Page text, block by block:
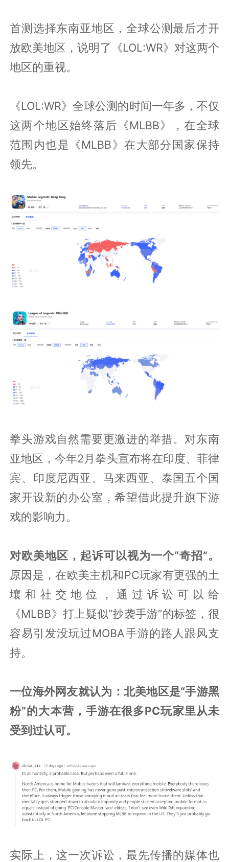
首测选择东南亚地区，全球公测最后才开
放欧美地区，说明了《LOL:WR》对这两个
地区的重视。
《LOL:WR》全球公测的时间一年多，不仅
这两个地区始终落后《MLBB》，在全球
范围内也是《MLBB》在大部分国家保持
领先。
拳头游戏自然需要更激进的举措。对东南
亚地区，今年2月拳头宣布将在印度、菲律
宾、印度尼西亚、马来西亚、泰国五个国
家开设新的办公室，希望借此提升旗下游
戏的影响力。
对欧美地区，起诉可以视为一个“奇招”。
原因是，在欧美主机和PC玩家有更强的土
壤和社交地位，通过诉讼可以给
《MLBB》打上疑似“抄袭手游”的标签，很
容易引发没玩过MOBA手游的路人跟风支
持。
一位海外网友就认为：北美地区是“手游黑
粉”的大本营，手游在很多PC玩家里从未
受到过认可。
实际上，这一次诉讼，最先传播的媒体也